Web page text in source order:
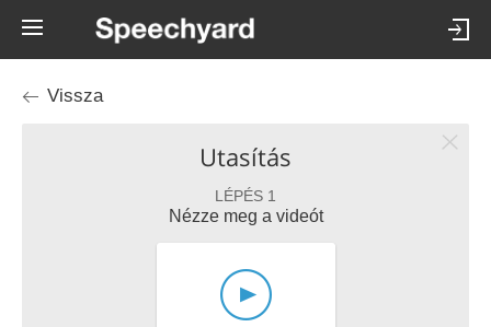
Vissza
Utasítás
LÉPÉS 1
Nézze meg a videót